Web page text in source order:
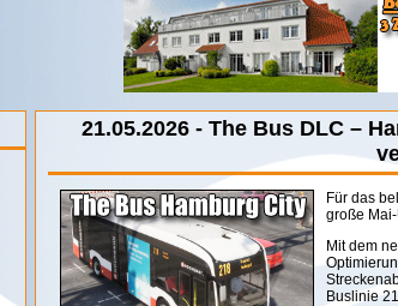
21.05.2026 - The Bus DLC –
Für das
große
Mit dem
Buslinie